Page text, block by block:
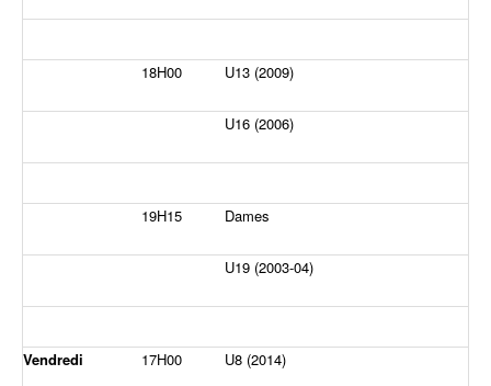
18H00 U13 (2009)
U16 (2006)
19H15 Dames
U19 (2003-04)
Vendredi 17H00 U8 (2014)